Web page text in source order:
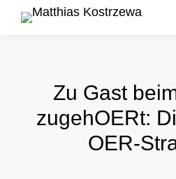
Zu Gast
zugehOERt:
OER-